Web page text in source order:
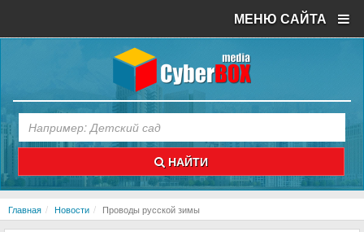
МЕНЮ САЙТА
НАЙТИ
Главная Новости Проводы русской зимы